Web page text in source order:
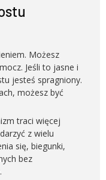
Możesz
Jeśli to jasne i
jesteś spragniony.
możesz być
traci więcej
z wielu
się, biegunki,
bez